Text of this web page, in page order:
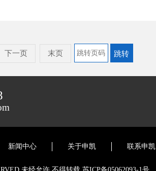
下一页 末页
新闻中心 关于申凯 联系申凯